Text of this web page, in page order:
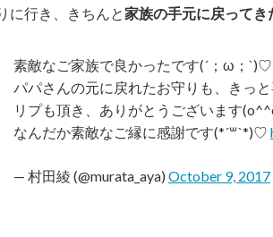
に行き、きちんと家族の手元に戻ってき
素敵なご家族で良かったです(´；ω；`)♡
パパさんの元に戻れたお守りも、きっ
リプも頂き、ありがとうございます
なんだか素敵なご縁に感謝です(*´꒳`*)♡
— 村田綾 (@murata_aya) October 9, 2017